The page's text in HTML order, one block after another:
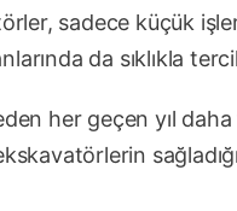
sadece küçük
da sıklıkla
her geçen yıl